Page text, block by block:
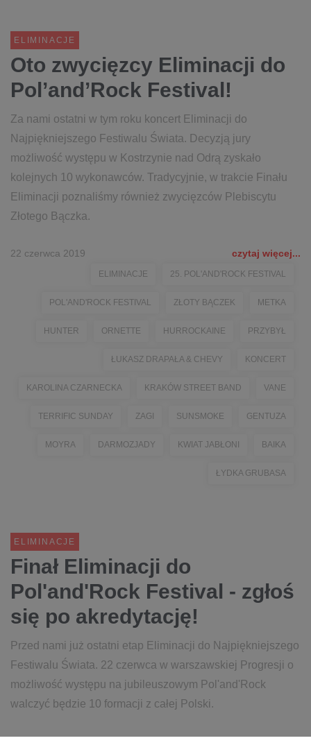
ELIMINACJE
Oto zwycięzcy Eliminacji do
Pol’and’Rock Festival!
Za nami ostatni w tym roku koncert Eliminacji do
Najpiękniejszego Festiwalu Świata. Decyzją jury
możliwość występu w Kostrzynie nad Odrą zyskało
kolejnych 10 wykonawców. Tradycyjnie, w trakcie Finału
Eliminacji poznaliśmy również zwycięzców Plebiscytu
Złotego Bączka.
22 czerwca 2019 czytaj więcej...
ELIMINACJE 25. POL'AND'ROCK FESTIVAL
POL'AND'ROCK FESTIVAL ZŁOTY BĄCZEK METKA
HUNTER ORNETTE HURROCKAINE PRZYBYŁ
ŁUKASZ DRAPAŁA & CHEVY KONCERT
KAROLINA CZARNECKA KRAKÓW STREET BAND VANE
TERRIFIC SUNDAY ZAGI SUNSMOKE GENTUZA
MOYRA DARMOZJADY KWIAT JABŁONI BAIKA
ŁYDKA GRUBASA
ELIMINACJE
Finał Eliminacji do
Pol'and'Rock Festival - zgłoś
się po akredytację!
Przed nami już ostatni etap Eliminacji do Najpiękniejszego
Festiwalu Świata. 22 czerwca w warszawskiej Progresji o
możliwość występu na jubileuszowym Pol'and'Rock
walczyć będzie 10 formacji z całej Polski.